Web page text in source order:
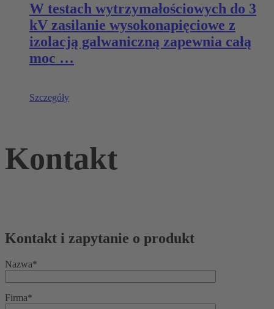
W testach wytrzymałościowych do 3
kV zasilanie wysokonapięciowe z
izolacją galwaniczną zapewnia całą
moc …
Szczegóły
Kontakt
Kontakt i zapytanie o produkt
Nazwa*
Firma*